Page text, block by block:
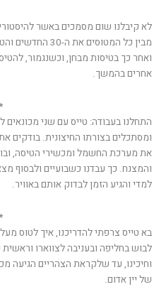
לא קיבלנו שום מסמכים באשר
מבין כל המטוסים
ואחר כך בטיסות מבחן, וכשנגמור,
אחרים בהמשך.
התחלנו בעבודה: טייס עם שני
ומסתכלים בצורתו החיצונית. בודקים
את מערכת החשמל ומכשירי הטיסה,
והמצנח. כך עבדנו כשבועיים ולבסוף
למדי והגיע הזמן לבדוק אותם באוויר.
בא טייס צרפתי להדריכנו, איך לטוס
לבוש בחליפה ובעניבה לצווארו
וחיכינו, עד שלקראת הצהריים הגיעה
של יין אדום.